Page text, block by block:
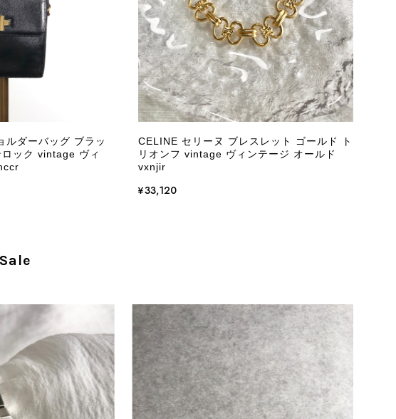
。 しかし、実際に届いた商品は、写真には写っていない内側の蛇腹部分と全面ポ
とてもAランクとは思えない状態で、見た瞬間に気持ち悪さを感じ、とても使用で
あることは理解しており、多少の経年劣化は承知のうえで購入しています。 しか
写真で事前に明記していただくべきだと思います。 実は以前こちらで購入した際
つ汚れがありました。 そのときはたまたまだと思っていましたが、今回も掲載内容
残念です。 決して安い買い物ではなかったため、ショックも大きかったです。
、同じような思いをする購入者が出ないよう、商品の状態をより正確に記載し、見
善していただきたいです。
だいた商品で、衛生面へのご不安を含め、残念な思いをおかけしましたこと、
受け取りになった際のお気持ちを思うと、大変心苦しく感じております。 今
よりご連絡のうえ、返品・返金を含め、責任をもって対応してまいります。
品時の見落としとして真摯に受け止め、検品方法と状態の伝え方を改めて見直
お品でした。またご縁が有りましたら宜しくお願い致します。
ルダーバッグ ブラッ
ック vintage ヴィ
CELINE セリーヌ ブレスレット ゴールド ト
リオンフ vintage ヴィンテージ オールド
vxnjir
¥33,120